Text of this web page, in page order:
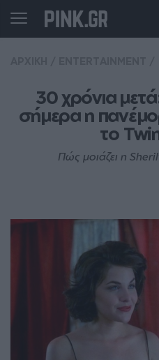
30 χρόνια
σήμερα η
το
Πώς μοιάζει η